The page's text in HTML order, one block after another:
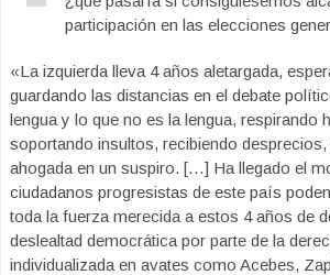
participación en las elecciones
«La izquierda lleva 4 años aletargada,
guardando las distancias en el debate
lengua y lo que no es la lengua, respirando
soportando insultos, recibiendo desprecios,
ahogada en un suspiro. […] Ha llegado el
ciudadanos progresistas de este país
toda la fuerza merecida a estos 4 años de
deslealtad democrática por parte de la
individualizada en avates como Acebes,